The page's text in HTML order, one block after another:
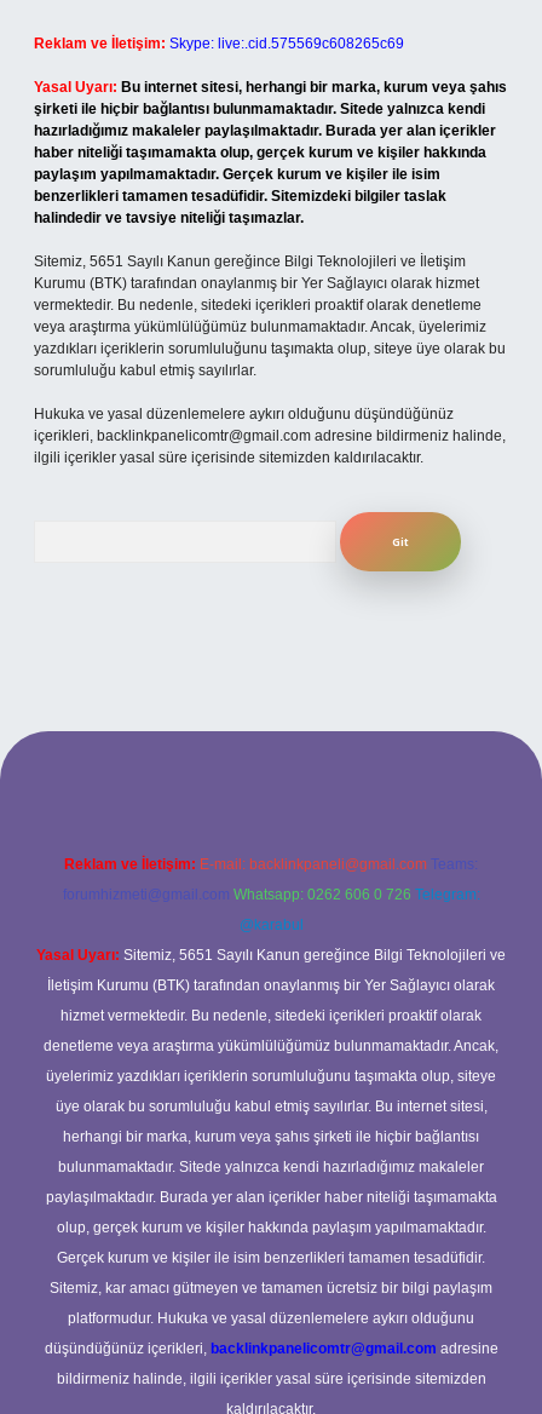
Reklam ve İletişim: Skype: live:.cid.575569c608265c69
Yasal Uyarı: Bu internet sitesi, herhangi bir marka, kurum veya şahıs
şirketi ile hiçbir bağlantısı bulunmamaktadır. Sitede yalnızca kendi
hazırladığımız makaleler paylaşılmaktadır. Burada yer alan içerikler
haber niteliği taşımamakta olup, gerçek kurum ve kişiler hakkında
paylaşım yapılmamaktadır. Gerçek kurum ve kişiler ile isim
benzerlikleri tamamen tesadüfidir. Sitemizdeki bilgiler taslak
halindedir ve tavsiye niteliği taşımazlar.
Sitemiz, 5651 Sayılı Kanun gereğince Bilgi Teknolojileri ve İletişim
Kurumu (BTK) tarafından onaylanmış bir Yer Sağlayıcı olarak hizmet
vermektedir. Bu nedenle, sitedeki içerikleri proaktif olarak denetleme
veya araştırma yükümlülüğümüz bulunmamaktadır. Ancak, üyelerimiz
yazdıkları içeriklerin sorumluluğunu taşımakta olup, siteye üye olarak bu
sorumluluğu kabul etmiş sayılırlar.
Hukuka ve yasal düzenlemelere aykırı olduğunu düşündüğünüz
içerikleri, backlinkpanelicomtr@gmail.com adresine bildirmeniz halinde,
ilgili içerikler yasal süre içerisinde sitemizden kaldırılacaktır.
adresi
Reklam ve İletişim: E-mail: backlinkpaneli@gmail.com Teams:
forumhizmeti@gmail.com Whatsapp: 0262 606 0 726 Telegram:
@karabul
Yasal Uyarı: Sitemiz, 5651 Sayılı Kanun gereğince Bilgi Teknolojileri ve
İletişim Kurumu (BTK) tarafından onaylanmış bir Yer Sağlayıcı olarak
hizmet vermektedir. Bu nedenle, sitedeki içerikleri proaktif olarak
denetleme veya araştırma yükümlülüğümüz bulunmamaktadır. Ancak,
üyelerimiz yazdıkları içeriklerin sorumluluğunu taşımakta olup, siteye
üye olarak bu sorumluluğu kabul etmiş sayılırlar. Bu internet sitesi,
herhangi bir marka, kurum veya şahıs şirketi ile hiçbir bağlantısı
bulunmamaktadır. Sitede yalnızca kendi hazırladığımız makaleler
paylaşılmaktadır. Burada yer alan içerikler haber niteliği taşımamakta
olup, gerçek kurum ve kişiler hakkında paylaşım yapılmamaktadır.
Gerçek kurum ve kişiler ile isim benzerlikleri tamamen tesadüfidir.
Sitemiz, kar amacı gütmeyen ve tamamen ücretsiz bir bilgi paylaşım
platformudur. Hukuka ve yasal düzenlemelere aykırı olduğunu
düşündüğünüz içerikleri, backlinkpanelicomtr@gmail.com adresine
bildirmeniz halinde, ilgili içerikler yasal süre içerisinde sitemizden
kaldırılacaktır.